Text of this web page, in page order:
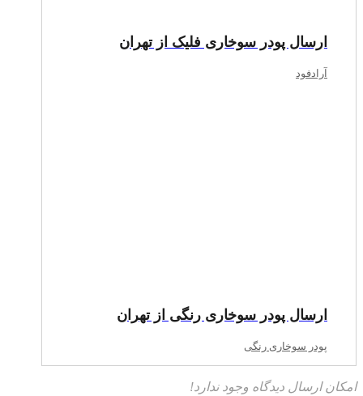
ارسال پودر سوخاری فلیک از تهران
آرادفود
ارسال پودر سوخاری رنگی از تهران
پودر سوخاری رنگی
امکان ارسال دیدگاه وجود ندارد!